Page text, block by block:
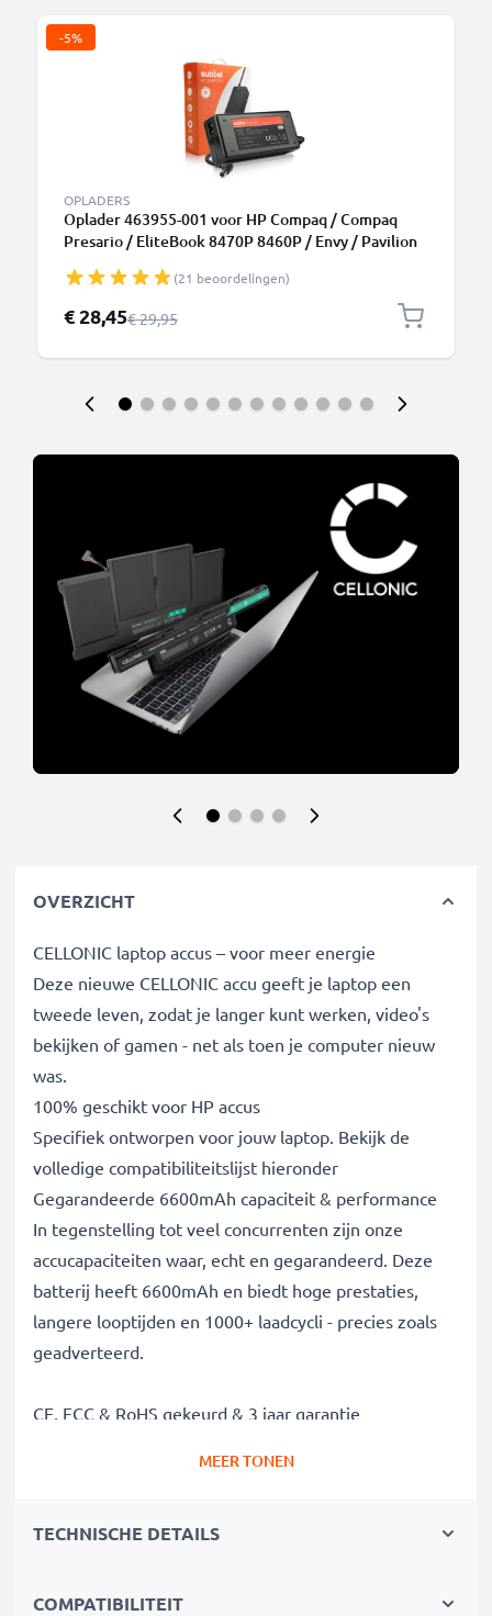
-5%
OPLADERS
Oplader 463955-001 voor HP Compaq / Compaq
Presario / EliteBook 8470P 8460P / Envy / Pavilion
90W Oplaadkabel 2.6m voor notebook
(21 beoordelingen)
Speciale prijs
€ 28,45Normale prijs
€ 29,95
OVERZICHT
CELLONIC laptop accus – voor meer energie
Deze nieuwe CELLONIC accu geeft je laptop een
tweede leven, zodat je langer kunt werken, video's
bekijken of gamen - net als toen je computer nieuw
was.
100% geschikt voor HP accus
Specifiek ontworpen voor jouw laptop. Bekijk de
volledige compatibiliteitslijst hieronder
Gegarandeerde 6600mAh capaciteit & performance
In tegenstelling tot veel concurrenten zijn onze
accucapaciteiten waar, echt en gegarandeerd. Deze
batterij heeft 6600mAh en biedt hoge prestaties,
langere looptijden en 1000+ laadcycli - precies zoals
geadverteerd.
CE, FCC & RoHS gekeurd & 3 jaar garantie
kortsluiting, oververhitting en overspanning. Als
vervangende accus voor hoge kwaliteit en
MEER TONEN
TECHNISCHE DETAILS
COMPATIBILITEIT